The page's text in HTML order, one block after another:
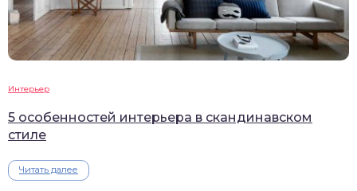
Интерьер
5 особенностей интерьера в скандинавском
стиле
Читать далее